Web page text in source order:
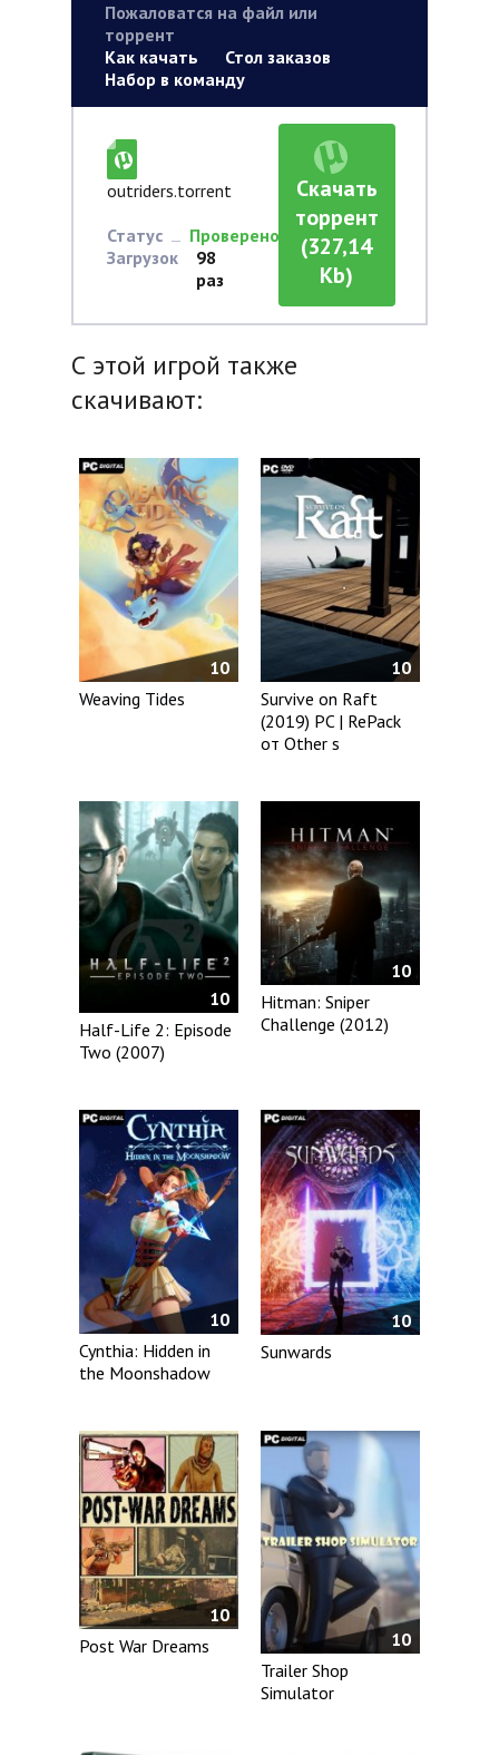
Пожаловатся на файл или
торрент
Как качать
Стол заказов
Набор в команду
outriders.torrent
Статус
Проверено
Загрузок
98
раз
Скачать
торрент
(327,14
Kb)
С этой игрой также
скачивают:
10
Weaving Tides
10
Survive on Raft
(2019) PC | RePack
от Other s
10
Half-Life 2: Episode
Two (2007)
10
Hitman: Sniper
Challenge (2012)
10
Cynthia: Hidden in
the Moonshadow
10
Sunwards
10
Post War Dreams
10
Trailer Shop
Simulator